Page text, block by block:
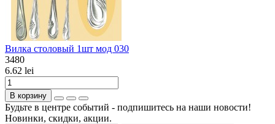
Вилка столовый 1шт мод 030
3480
6.62 lei
В корзину
Будьте в центре событий - подпишитесь на наши новости!
Новинки, скидки, акции.